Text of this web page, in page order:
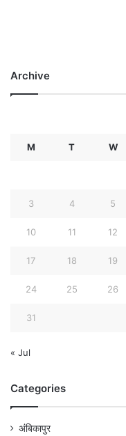
Archive
M T W
3 4 5
10 11 12
17 18 19
24 25 26
31
« Jul
Categories
अंबिकापुर